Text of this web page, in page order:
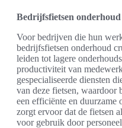
Bedrijfsfietsen onderhoud
Voor bedrijven die hun
bedrijfsfietsen onderhoud
leiden tot lagere
productiviteit van
gespecialiseerde diensten
van deze fietsen, waardoor
een efficiënte en duurzame
zorgt ervoor dat de fietsen
voor gebruik door